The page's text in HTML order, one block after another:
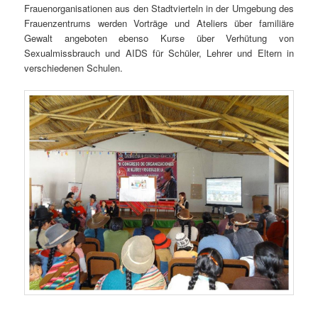
Frauenorganisationen aus den Stadtvierteln in der Umgebung des
Frauenzentrums werden Vorträge und Ateliers über familiäre
Gewalt angeboten ebenso Kurse über Verhütung von
Sexualmissbrauch und AIDS für Schüler, Lehrer und Eltern in
verschiedenen Schulen.